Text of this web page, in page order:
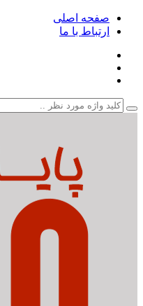
صفحه اصلی
ارتباط با ما